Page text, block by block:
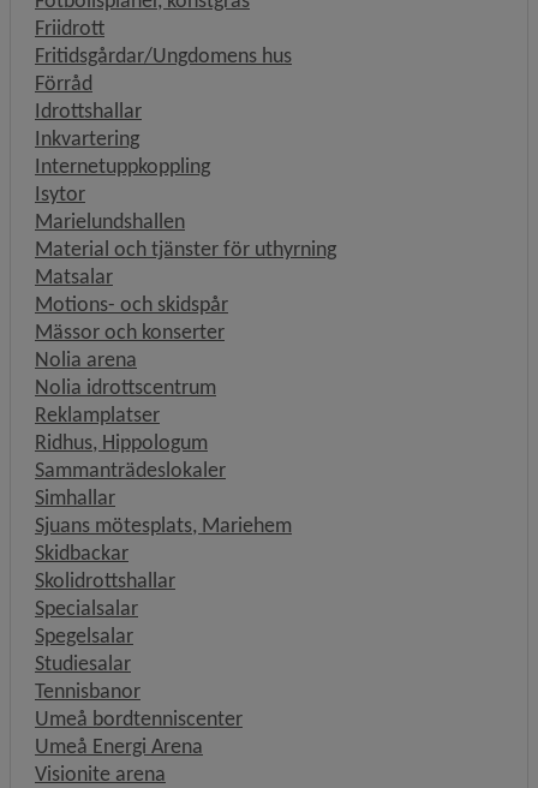
Friidrott
Fritidsgårdar/Ungdomens hus
Förråd
Idrottshallar
Inkvartering
Internetuppkoppling
Isytor
Marielundshallen
Material och tjänster för uthyrning
Matsalar
Motions- och skidspår
Mässor och konserter
Nolia arena
Nolia idrottscentrum
Reklamplatser
Ridhus, Hippologum
Sammanträdeslokaler
Simhallar
Sjuans mötesplats, Mariehem
Skidbackar
Skolidrottshallar
Specialsalar
Spegelsalar
Studiesalar
Tennisbanor
Umeå bordtenniscenter
Umeå Energi Arena
Visionite arena